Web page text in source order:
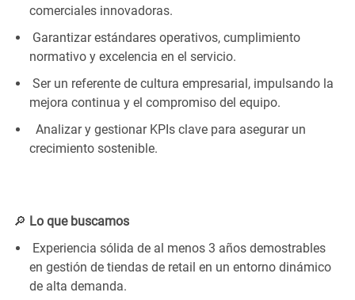
comerciales innovadoras.
Garantizar estándares operativos, cumplimiento
normativo y excelencia en el servicio.
Ser un referente de cultura empresarial, impulsando la
mejora continua y el compromiso del equipo.
Analizar y gestionar KPIs clave para asegurar un
crecimiento sostenible.
🔎 Lo que buscamos
Experiencia sólida de al menos 3 años demostrables
en gestión de tiendas de retail en un entorno dinámico
de alta demanda.